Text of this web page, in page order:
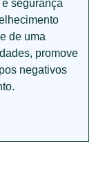
segurança
de uma
promove
negativos